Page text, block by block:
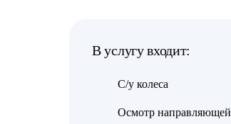
В услугу входит:
С/у колеса
Осмотр направляющей